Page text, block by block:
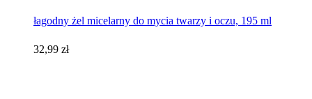
łagodny żel micelarny do mycia twarzy i oczu, 195 ml
32,99 zł